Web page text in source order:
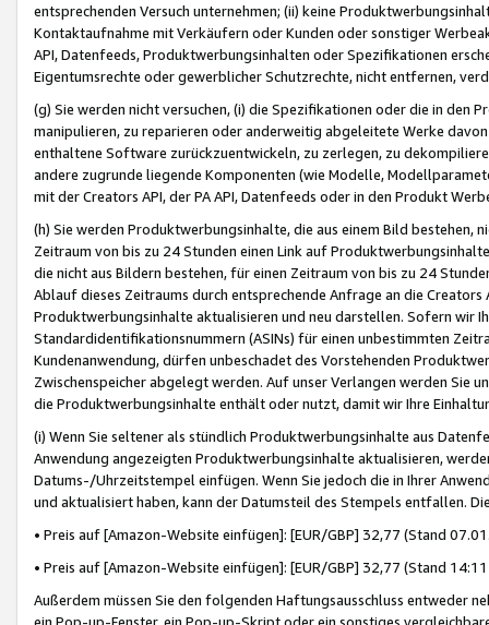
entsprechenden Versuch unternehmen; (ii) keine
Kontaktaufnahme mit Verkäufern oder Kunden oder sonstiger
API, Datenfeeds, Produktwerbungsinhalten oder Spezifikationen
Eigentumsrechte oder gewerblicher Schutzrechte, nicht entfernen,
(g) Sie werden nicht versuchen, (i) die Spezifikationen oder die in
manipulieren, zu reparieren oder anderweitig abgeleitete Werke
enthaltene Software zurückzuentwickeln, zu zerlegen, zu
andere zugrunde liegende Komponenten (wie Modelle,
mit der Creators API, der PA API, Datenfeeds oder in den Produkt
(h) Sie werden Produktwerbungsinhalte, die aus einem Bild bestehen,
Zeitraum von bis zu 24 Stunden einen Link auf
die nicht aus Bildern bestehen, für einen Zeitraum von bis zu 24
Ablauf dieses Zeitraums durch entsprechende Anfrage an die
Produktwerbungsinhalte aktualisieren und neu darstellen. Sofern wir
Standardidentifikationsnummern (ASINs) für einen unbestimmten
Kundenanwendung, dürfen unbeschadet des Vorstehenden
Zwischenspeicher abgelegt werden. Auf unser Verlangen werden Sie
die Produktwerbungsinhalte enthält oder nutzt, damit wir Ihre
(i) Wenn Sie seltener als stündlich Produktwerbungsinhalte aus
Anwendung angezeigten Produktwerbungsinhalte aktualisieren,
Datums-/Uhrzeitstempel einfügen. Wenn Sie jedoch die in Ihrer
und aktualisiert haben, kann der Datumsteil des Stempels entfallen.
• Preis auf [Amazon-Website einfügen]: [EUR/GBP] 32,77 (Stand
• Preis auf [Amazon-Website einfügen]: [EUR/GBP] 32,77 (Stand
Außerdem müssen Sie den folgenden Haftungsausschluss entweder
ein Pop-up-Fenster, ein Pop-up-Skript oder ein sonstiges